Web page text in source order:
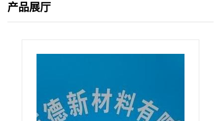
产品展厅